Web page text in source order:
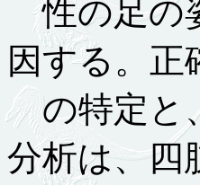
性の足の
因する。
の特定と
分析は、四